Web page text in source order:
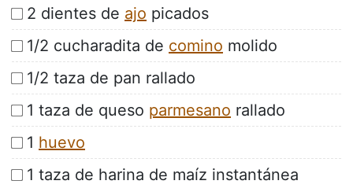
2 dientes de ajo picados
1/2 cucharadita de comino molido
1/2 taza de pan rallado
1 taza de queso parmesano rallado
1 huevo
1 taza de harina de maíz instantánea